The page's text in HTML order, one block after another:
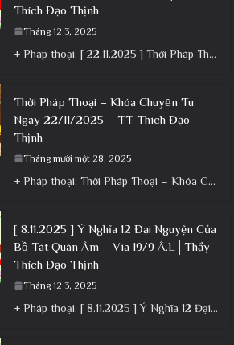
Thích Đạo Thịnh
Tháng 12 3, 2025
+ Pháp thoại: [ 22.11.2025 ] Thời Pháp Thoại – Khóa Chuyên Tu Chùa Khai Nguyên │ Thầy Thích Đạo
Thời Pháp Thoại – Khóa Chuyên Tu
Ngày 22/11/2025 – TT Thích Đạo
Thịnh
Tháng mười một 28, 2025
+ Pháp thoại: Thời Pháp Thoại – Khóa Chuyên Tu Ngày 22/11/2025 – TT Thích Đạo Thịnh + Album: Pháp
[ 8.11.2025 ] Ý Nghĩa 12 Đại Nguyện Của
Bồ Tát Quán Âm – Vía 19/9 Â.L│Thầy
Thích Đạo Thịnh
Tháng 12 3, 2025
+ Pháp thoại: [ 8.11.2025 ] Ý Nghĩa 12 Đại Nguyện Của Bồ Tát Quán Âm – Vía 19/9 Â.L│Thầy